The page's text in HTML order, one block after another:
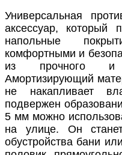
Универсальная
аксессуар, который
напольные
комфортными и
из прочного и
Амортизирующий
не накапливает
подвержен
5 мм можно
на улице. Он
обустройства бани